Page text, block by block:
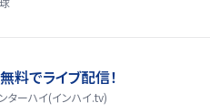
料でライブ配信！
ターハイ(インハイ.tv)